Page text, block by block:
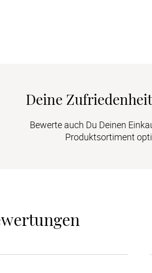
Deine
Bewerte auch Du Deinen
Produktsortiment